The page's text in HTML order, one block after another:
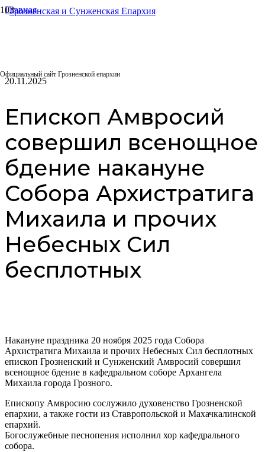
Официальный сайт Грозненской епархии
Главная
20.11.2025
Епископ Амвросий
совершил всенощное
бдение накануне
Собора Архистратига
Михаила и прочих
Небесных Сил
бесплотных
Накануне праздника 20 ноября 2025 года Собора
Архистратига Михаила и прочих Небесных Сил бесплотных
епископ Грозненский и Сунженский Амвросий совершил
всенощное бдение в кафедральном соборе Архангела
Михаила города Грозного.
Епископу Амвросию сослужило духовенство Грозненской
епархии, а также гости из Ставропольской и Махачкалинской
епархий.
Богослужебные песнопения исполнил хор кафедрального
собора.